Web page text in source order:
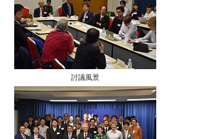
討議風景